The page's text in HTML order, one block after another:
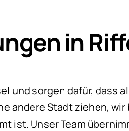
in
und sorgen dafür, dass
andere Stadt ziehen,
ist. Unser Team